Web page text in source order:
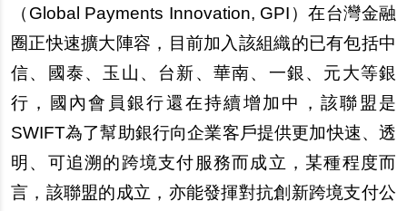
（Global Payments Innovation, GPI）在台灣金融
圈正快速擴大陣容，目前加入該組織的已有包括中
信、國泰、玉山、台新、華南、一銀、元大等銀
行，國內會員銀行還在持續增加中，該聯盟是
SWIFT為了幫助銀行向企業客戶提供更加快速、透
明、可追溯的跨境支付服務而成立，某種程度而
言，該聯盟的成立，亦能發揮對抗創新跨境支付公